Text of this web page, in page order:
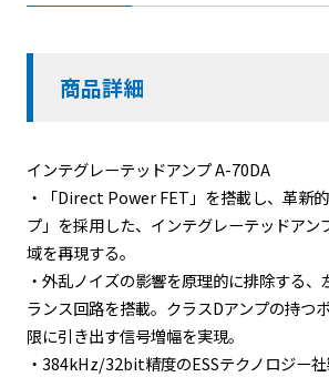
商品詳細
インテグレーテッドアンプ A-70DA
・「Direct Power FET」を搭載し、革新
プ」を採用した、インテグレーテッドアン
域を再現する。
・外乱ノイズの影響を原理的に排除する
ランス回路を搭載。クラスDアンプの持つ
限に引き出す信号増幅を実現。
・384kHz/32bit精度のESSテクノロジー